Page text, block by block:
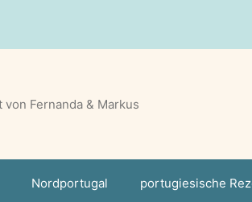
Fernanda & Markus
Nordportugal portugiesische